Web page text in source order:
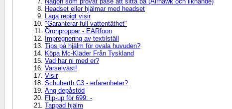
Headset eller hjälmar med headset
Laga repigt visir
"Garanterar full vattentäthet"
Öronproppar - EARfoon
Impregnering av textilställ
Tips på hjälm för ovala huvuden?
Köpa Mc-Kläder Från Tyskland
Vad har ni med er?
Varselväst!
Visir
Schuberth C3 - erfarenheter?
Ang depåstöd
Flip-up för 699: -
Tappad hjälm